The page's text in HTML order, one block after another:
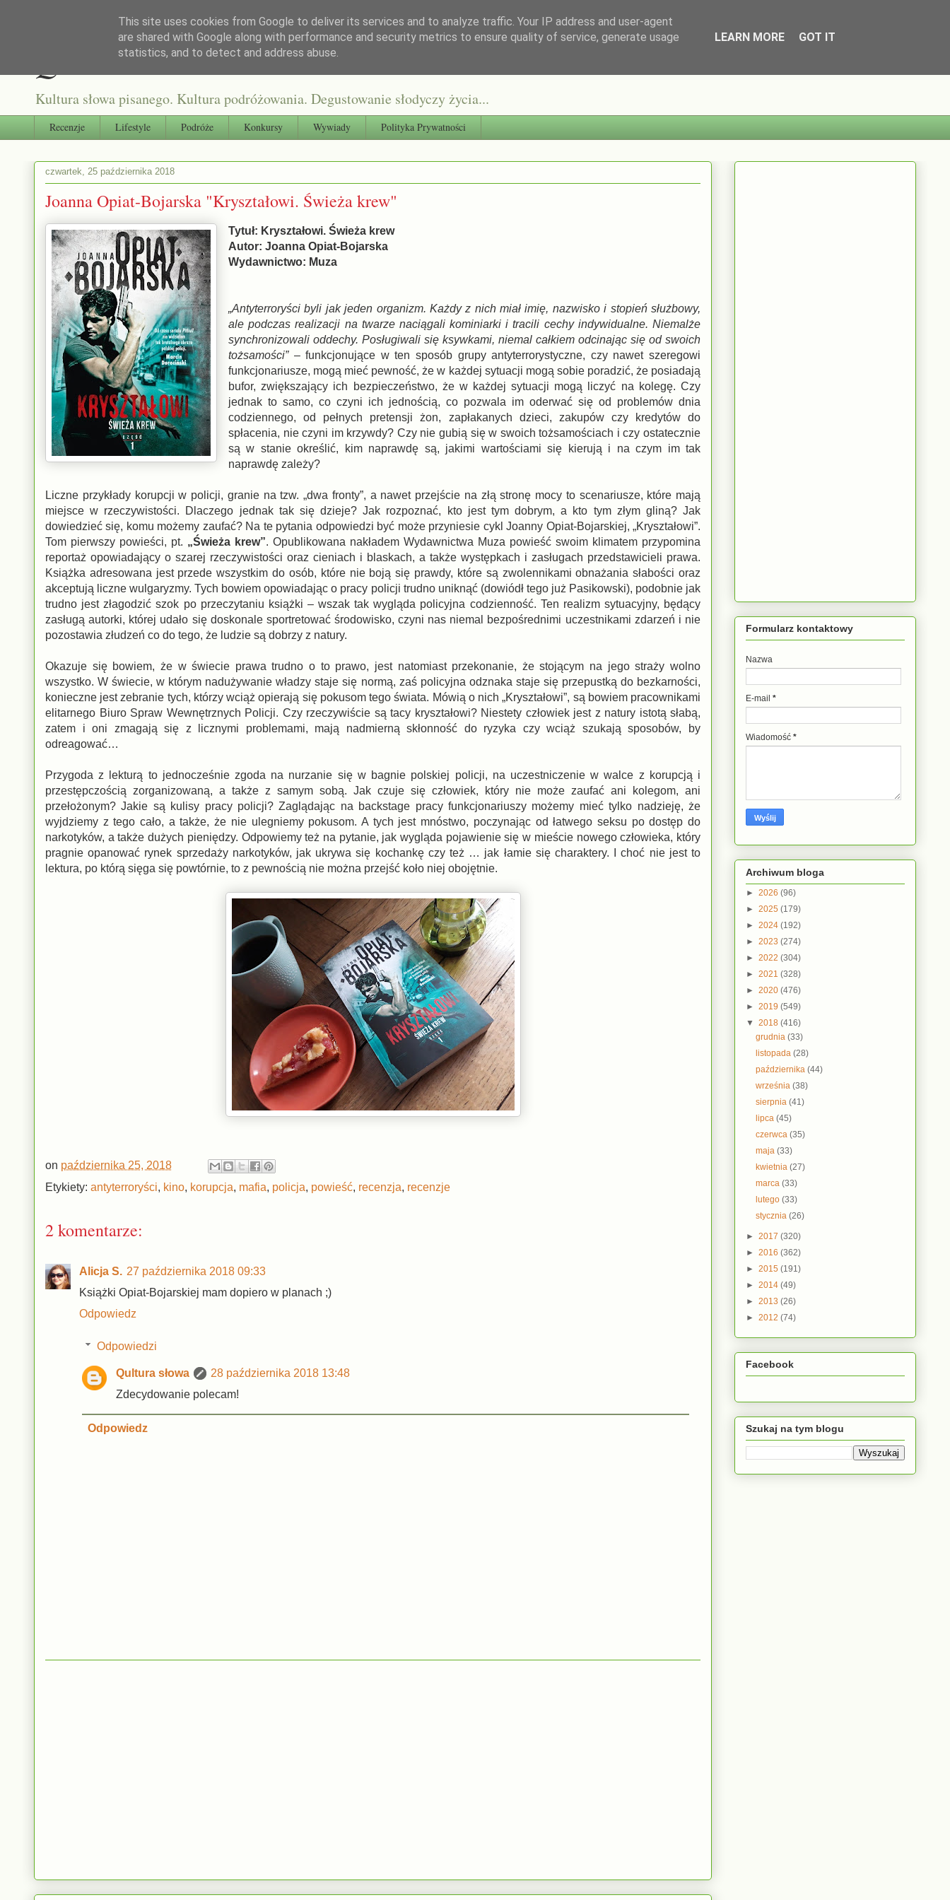
Qultura słowa
Kultura słowa pisanego. Kultura podróżowania. Degustowanie słodyczy życia...
Recenzje Lifestyle Podróże Konkursy Wywiady Polityka Prywatności
czwartek, 25 października 2018
Joanna Opiat-Bojarska "Kryształowi. Świeża krew"
Tytuł: Kryształowi. Świeża krew
Autor: Joanna Opiat-Bojarska
Wydawnictwo: Muza
„Antyterroryści byli jak jeden organizm. Każdy z nich miał imię, nazwisko i stopień służbowy,
ale podczas realizacji na twarze naciągali kominiarki i tracili cechy indywidualne. Niemalże
synchronizowali oddechy. Posługiwali się ksywkami, niemal całkiem odcinając się od swoich
tożsamości” – funkcjonujące w ten sposób grupy antyterrorystyczne, czy nawet szeregowi
funkcjonariusze, mogą mieć pewność, że w każdej sytuacji mogą sobie poradzić, że posiadają
bufor, zwiększający ich bezpieczeństwo, że w każdej sytuacji mogą liczyć na kolegę. Czy
jednak to samo, co czyni ich jednością, co pozwala im oderwać się od problemów dnia
codziennego, od pełnych pretensji żon, zapłakanych dzieci, zakupów czy kredytów do
spłacenia, nie czyni im krzywdy? Czy nie gubią się w swoich tożsamościach i czy ostatecznie
są w stanie określić, kim naprawdę są, jakimi wartościami się kierują i na czym im tak
naprawdę zależy?
Liczne przykłady korupcji w policji, granie na tzw. „dwa fronty”, a nawet przejście na złą stronę mocy to scenariusze, które mają
miejsce w rzeczywistości. Dlaczego jednak tak się dzieje? Jak rozpoznać, kto jest tym dobrym, a kto tym złym gliną? Jak
dowiedzieć się, komu możemy zaufać? Na te pytania odpowiedzi być może przyniesie cykl Joanny Opiat-Bojarskiej, „Kryształowi”.
Tom pierwszy powieści, pt. „Świeża krew”. Opublikowana nakładem Wydawnictwa Muza powieść swoim klimatem przypomina
reportaż opowiadający o szarej rzeczywistości oraz cieniach i blaskach, a także występkach i zasługach przedstawicieli prawa.
Książka adresowana jest przede wszystkim do osób, które nie boją się prawdy, które są zwolennikami obnażania słabości oraz
akceptują liczne wulgaryzmy. Tych bowiem opowiadając o pracy policji trudno uniknąć (dowiódł tego już Pasikowski), podobnie jak
trudno jest złagodzić szok po przeczytaniu książki – wszak tak wygląda policyjna codzienność. Ten realizm sytuacyjny, będący
zasługą autorki, której udało się doskonale sportretować środowisko, czyni nas niemal bezpośrednimi uczestnikami zdarzeń i nie
pozostawia złudzeń co do tego, że ludzie są dobrzy z natury.
Okazuje się bowiem, że w świecie prawa trudno o to prawo, jest natomiast przekonanie, że stojącym na jego straży wolno
wszystko. W świecie, w którym nadużywanie władzy staje się normą, zaś policyjna odznaka staje się przepustką do bezkarności,
konieczne jest zebranie tych, którzy wciąż opierają się pokusom tego świata. Mówią o nich „Kryształowi”, są bowiem pracownikami
elitarnego Biuro Spraw Wewnętrznych Policji. Czy rzeczywiście są tacy kryształowi? Niestety człowiek jest z natury istotą słabą,
zatem i oni zmagają się z licznymi problemami, mają nadmierną skłonność do ryzyka czy wciąż szukają sposobów, by
odreagować…
Przygoda z lekturą to jednocześnie zgoda na nurzanie się w bagnie polskiej policji, na uczestniczenie w walce z korupcją i
przestępczością zorganizowaną, a także z samym sobą. Jak czuje się człowiek, który nie może zaufać ani kolegom, ani
przełożonym? Jakie są kulisy pracy policji? Zaglądając na backstage pracy funkcjonariuszy możemy mieć tylko nadzieję, że
wyjdziemy z tego cało, a także, że nie ulegniemy pokusom. A tych jest mnóstwo, poczynając od łatwego seksu po dostęp do
narkotyków, a także dużych pieniędzy. Odpowiemy też na pytanie, jak wygląda pojawienie się w mieście nowego człowieka, który
pragnie opanować rynek sprzedaży narkotyków, jak ukrywa się kochankę czy też … jak łamie się charaktery. I choć nie jest to
lektura, po którą sięga się powtórnie, to z pewnością nie można przejść koło niej obojętnie.
on października 25, 2018
Etykiety: antyterroryści, kino, korupcja, mafia, policja, powieść, recenzja, recenzje
2 komentarze:
Alicja S. 27 października 2018 09:33
Książki Opiat-Bojarskiej mam dopiero w planach ;)
Odpowiedz
Odpowiedzi
Qultura słowa
28 października 2018 13:48
Zdecydowanie polecam!
Odpowiedz
Formularz kontaktowy
Nazwa
E-mail *
Wiadomość *
Archiwum bloga
► 2026 (96)
► 2025 (179)
► 2024 (192)
► 2023 (274)
► 2022 (304)
► 2021 (328)
► 2020 (476)
► 2019 (549)
▼ 2018 (416)
grudnia(33)
listopada(28)
października(44)
września(38)
sierpnia(41)
lipca(45)
czerwca(35)
maja(33)
kwietnia(27)
marca(33)
lutego(33)
stycznia(26)
► 2017 (320)
► 2016 (362)
► 2015 (191)
► 2014 (49)
► 2013 (26)
► 2012 (74)
Facebook
Szukaj na tym blogu
This site uses cookies from Google to deliver its services and to analyze traffic. Your IP address and user-agent
are shared with Google along with performance and security metrics to ensure quality of service, generate usage
statistics, and to detect and address abuse.
LEARN MORE GOT IT